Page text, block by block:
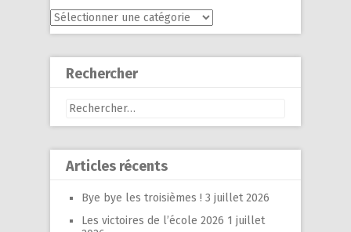
Menu
Rechercher
Rechercher :
Articles récents
Bye bye les troisièmes ! 3 juillet 2026
Les victoires de l’école 2026 1 juillet